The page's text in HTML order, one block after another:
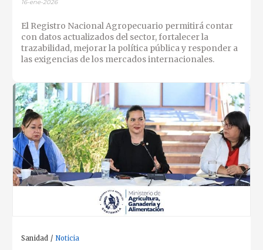
16-ene-2026
El Registro Nacional Agropecuario permitirá contar
con datos actualizados del sector, fortalecer la
trazabilidad, mejorar la política pública y responder a
las exigencias de los mercados internacionales.
Sanidad Noticia